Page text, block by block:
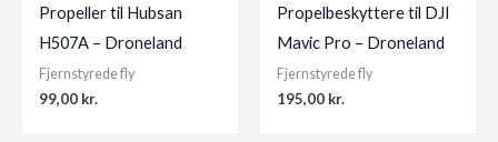
Propeller til Hubsan
H507A – Droneland
Fjernstyrede fly
99,00 kr.
Propelbeskyttere til DJI
Mavic Pro – Droneland
Fjernstyrede fly
195,00 kr.